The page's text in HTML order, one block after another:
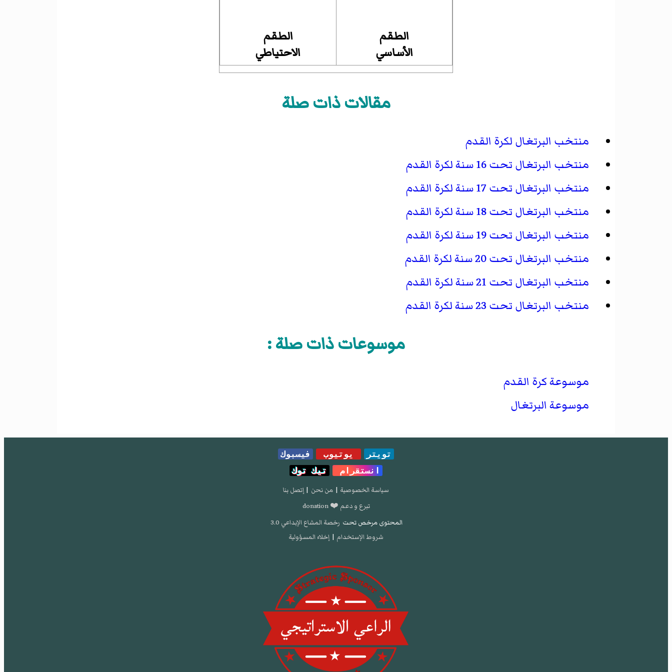
الطقم
الأساسي
الطقم
الاحتياطي
مقالات ذات صلة
منتخب البرتغال لكرة القدم
منتخب البرتغال تحت 16 سنة لكرة القدم
منتخب البرتغال تحت 17 سنة لكرة القدم
منتخب البرتغال تحت 18 سنة لكرة القدم
منتخب البرتغال تحت 19 سنة لكرة القدم
منتخب البرتغال تحت 20 سنة لكرة القدم
منتخب البرتغال تحت 21 سنة لكرة القدم
منتخب البرتغال تحت 23 سنة لكرة القدم
موسوعات ذات صلة :
موسوعة كرة القدم
موسوعة البرتغال
تويتر يوتيوب
فيسبوك
انستقرام
تيك توك
سياسة الخصوصية | من نحن | إتصل بنا
تبرع و دعم ❤️ donation
المحتوى مرخص تحت رخصة المشاع الإبداعي 3.0
شروط الإستخدام | إخلاء المسؤولية